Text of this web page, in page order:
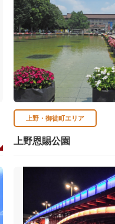
上野・御徒町エリア
上野恩賜公園